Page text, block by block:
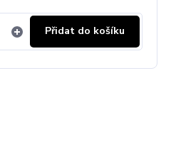
Přidat do košíku